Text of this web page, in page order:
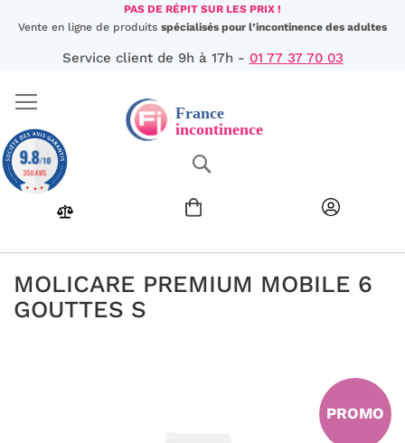
Aller
au
PAS DE RÉPIT SUR LES PRIX !
Vente en ligne de produits spécialisés pour l’incontinence des adultes
Service client de 9h à 17h - 01 77 37 70 03
MOLICARE PREMIUM MOBILE 6
GOUTTES S
PROMO
9.8/10
350 AVIS